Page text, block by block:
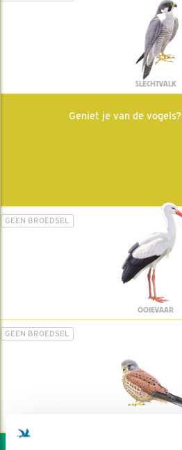
SLECHTVALK
Geniet je van de
GEEN BROEDSEL
OOIEVAAR
GEEN BROEDSEL